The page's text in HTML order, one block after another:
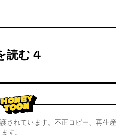
読む 4
れています。不正コピー、再生
す。